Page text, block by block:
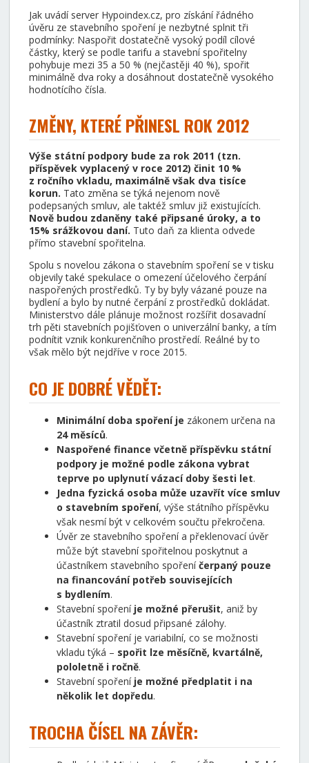
Jak uvádí server Hypoindex.cz, pro získání řádného
úvěru ze stavebního spoření je nezbytné splnit tři
podmínky: Naspořit dostatečně vysoký podíl cílové
částky, který se podle tarifu a stavební spořitelny
pohybuje mezi 35 a 50 % (nejčastěji 40 %), spořit
minimálně dva roky a dosáhnout dostatečně vysokého
hodnotícího čísla.
ZMĚNY, KTERÉ PŘINESL ROK 2012
Výše státní podpory bude za rok 2011 (tzn.
příspěvek vyplacený v roce 2012) činit 10 %
z ročního vkladu, maximálně však dva tisíce
korun. Tato změna se týká nejenom nově
podepsaných smluv, ale taktéž smluv již existujících.
Nově budou zdaněny také připsané úroky, a to
15% srážkovou daní. Tuto daň za klienta odvede
přímo stavební spořitelna.
Spolu s novelou zákona o stavebním spoření se v tisku
objevily také spekulace o omezení účelového čerpání
naspořených prostředků. Ty by byly vázané pouze na
bydlení a bylo by nutné čerpání z prostředků dokládat.
Ministerstvo dále plánuje možnost rozšířit dosavadní
trh pěti stavebních pojišťoven o univerzální banky, a tím
podnítit vznik konkurenčního prostředí. Reálné by to
však mělo být nejdříve v roce 2015.
CO JE DOBRÉ VĚDĚT:
Minimální doba spoření je zákonem určena na
24 měsíců.
Naspořené finance včetně příspěvku státní
podpory je možné podle zákona vybrat
teprve po uplynutí vázací doby šesti let.
Jedna fyzická osoba může uzavřít více smluv
o stavebním spoření, výše státního příspěvku
však nesmí být v celkovém součtu překročena.
Úvěr ze stavebního spoření a překlenovací úvěr
může být stavební spořitelnou poskytnut a
účastníkem stavebního spořeníčerpaný pouze
na financování potřeb souvisejících
s bydlením.
Stavební spořeníje možné přerušit, aniž by
účastník ztratil dosud připsané zálohy.
Stavební spoření je variabilní, co se možnosti
vkladu týká – spořit lze měsíčně, kvartálně,
pololetně i ročně.
Stavební spoření je možné předplatit i na
několik let dopředu.
TROCHA ČÍSEL NA ZÁVĚR: